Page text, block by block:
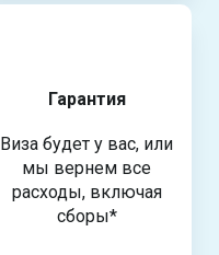
Гарантия
Виза будет у вас, или
мы вернем все
расходы, включая
сборы*